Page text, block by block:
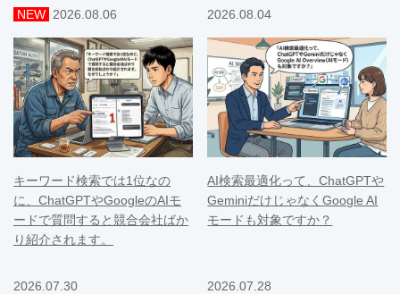
NEW 2026.08.06
キーワード検索では1位なの
に、ChatGPTやGoogleのAIモ
ードで質問すると競合会社ばか
り紹介されます。
2026.08.04
AI検索最適化って、ChatGPTや
GeminiだけじゃなくGoogle AI
モードも対象ですか？
2026.07.30 2026.07.28